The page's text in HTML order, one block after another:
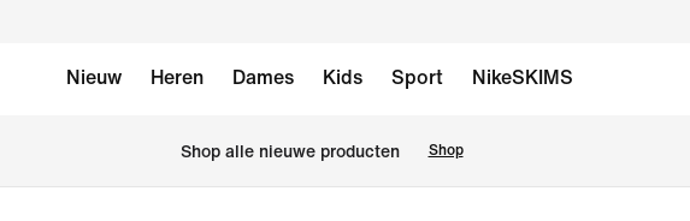
Nieuw Heren Dames Kids Sport NikeSKIMS
Shop alle nieuwe producten Shop